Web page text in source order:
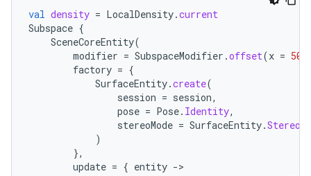
val density = LocalDensity.current
Subspace {
SceneCoreEntity(
modifier = SubspaceModifier .offset(x = 50.
factory = {
SurfaceEntity.create(
session = session,
pose = Pose. Identity,
stereoMode = SurfaceEntity.
)
},
update = { entity -